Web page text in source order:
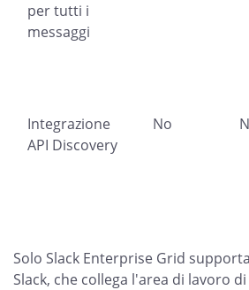
per tutti i
messaggi
Integrazione
API Discovery
No
Solo Slack Enterprise Grid
Slack, che collega l'area di lavoro